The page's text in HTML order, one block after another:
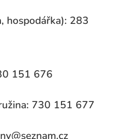
hospodářka): 283
151 676
730 151 677